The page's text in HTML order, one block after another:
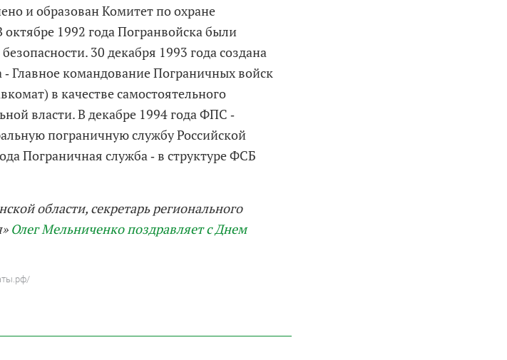
и образован Комитет по охране
1992 года Погранвойска были
30 декабря 1993 года создана
Главное командование Пограничных войск
в качестве самостоятельного
власти. В декабре 1994 года ФПС ‑
пограничную службу Российской
Пограничная служба ‑ в структуре ФСБ
области, секретарь регионального
Олег Мельниченко поздравляет с Днем